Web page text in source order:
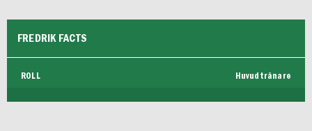
FREDRIK FACTS
ROLL Huvudtränare